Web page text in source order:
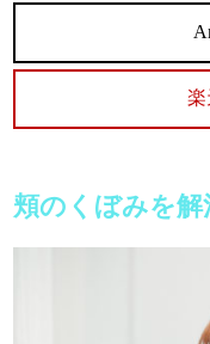
楽
頬のくぼみを